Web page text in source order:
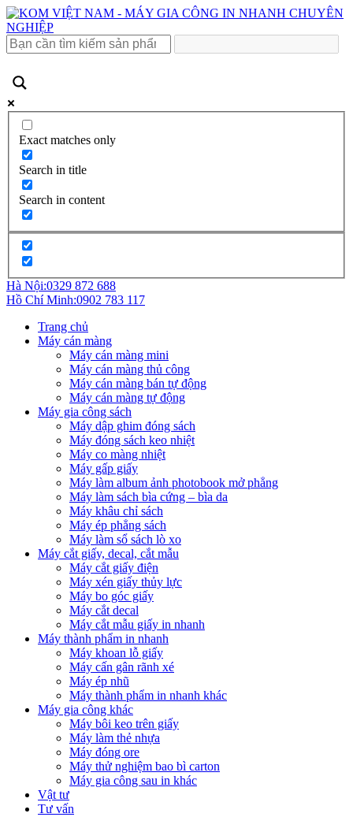
Exact matches only
Search in title
Search in content
Hà Nội:0329 872 688
Hồ Chí Minh:0902 783 117
Trang chủ
Máy cán màng
Máy cán màng mini
Máy cán màng thủ công
Máy cán màng bán tự động
Máy cán màng tự động
Máy gia công sách
Máy dập ghim đóng sách
Máy đóng sách keo nhiệt
Máy co màng nhiệt
Máy gấp giấy
Máy làm album ảnh photobook mở phẳng
Máy làm sách bìa cứng – bìa da
Máy khâu chỉ sách
Máy ép phẳng sách
Máy làm sổ sách lò xo
Máy cắt giấy, decal, cắt mẫu
Máy cắt giấy điện
Máy xén giấy thủy lực
Máy bo góc giấy
Máy cắt decal
Máy cắt mẫu giấy in nhanh
Máy thành phẩm in nhanh
Máy khoan lỗ giấy
Máy cấn gân rãnh xé
Máy ép nhũ
Máy thành phẩm in nhanh khác
Máy gia công khác
Máy bôi keo trên giấy
Máy làm thẻ nhựa
Máy đóng ore
Máy thử nghiệm bao bì carton
Máy gia công sau in khác
Vật tư
Tư vấn